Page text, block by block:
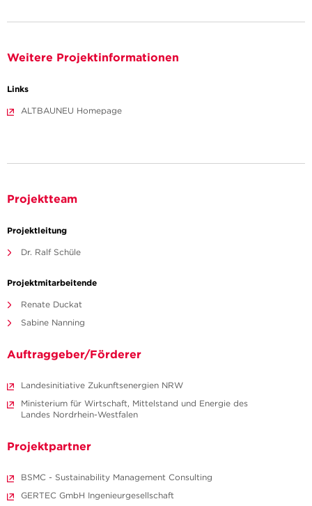
Weitere Projektinformationen
Links
ALTBAUNEU Homepage
Projektteam
Projektleitung
Dr. Ralf Schüle
Projektmitarbeitende
Renate Duckat
Sabine Nanning
Auftraggeber/Förderer
Landesinitiative Zukunftsenergien NRW
Ministerium für Wirtschaft, Mittelstand und Energie des
Landes Nordrhein-Westfalen
Projektpartner
BSMC - Sustainability Management Consulting
GERTEC GmbH Ingenieurgesellschaft